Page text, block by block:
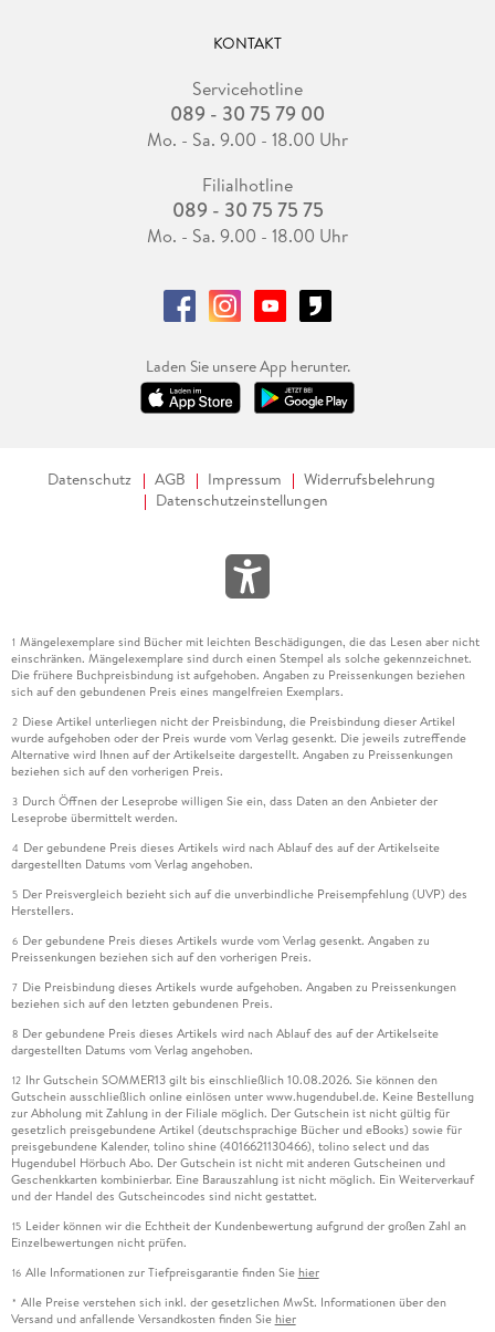
KONTAKT
Servicehotline
089 - 30 75 79 00
Mo. - Sa. 9.00 - 18.00 Uhr
Filialhotline
089 - 30 75 75 75
Mo. - Sa. 9.00 - 18.00 Uhr
Laden Sie unsere App herunter.
Datenschutz AGB Impressum
Widerrufsbelehrung
Datenschutzeinstellungen
1 Mängelexemplare sind Bücher mit leichten Beschädigungen, die das Lesen aber nicht
einschränken. Mängelexemplare sind durch einen Stempel als solche gekennzeichnet.
Die frühere Buchpreisbindung ist aufgehoben. Angaben zu Preissenkungen beziehen
sich auf den gebundenen Preis eines mangelfreien Exemplars.
2 Diese Artikel unterliegen nicht der Preisbindung, die Preisbindung dieser Artikel
wurde aufgehoben oder der Preis wurde vom Verlag gesenkt. Die jeweils zutreffende
Alternative wird Ihnen auf der Artikelseite dargestellt. Angaben zu Preissenkungen
beziehen sich auf den vorherigen Preis.
3 Durch Öffnen der Leseprobe willigen Sie ein, dass Daten an den Anbieter der
Leseprobe übermittelt werden.
4 Der gebundene Preis dieses Artikels wird nach Ablauf des auf der Artikelseite
dargestellten Datums vom Verlag angehoben.
5 Der Preisvergleich bezieht sich auf die unverbindliche Preisempfehlung (UVP) des
Herstellers.
6 Der gebundene Preis dieses Artikels wurde vom Verlag gesenkt. Angaben zu
Preissenkungen beziehen sich auf den vorherigen Preis.
7 Die Preisbindung dieses Artikels wurde aufgehoben. Angaben zu Preissenkungen
beziehen sich auf den letzten gebundenen Preis.
8 Der gebundene Preis dieses Artikels wird nach Ablauf des auf der Artikelseite
dargestellten Datums vom Verlag angehoben.
12 Ihr Gutschein SOMMER13 gilt bis einschließlich 10.08.2026. Sie können den
Gutschein ausschließlich online einlösen unter www.hugendubel.de. Keine Bestellung
zur Abholung mit Zahlung in der Filiale möglich. Der Gutschein ist nicht gültig für
gesetzlich preisgebundene Artikel (deutschsprachige Bücher und eBooks) sowie für
preisgebundene Kalender, tolino shine (4016621130466), tolino select und das
Hugendubel Hörbuch Abo. Der Gutschein ist nicht mit anderen Gutscheinen und
Geschenkkarten kombinierbar. Eine Barauszahlung ist nicht möglich. Ein Weiterverkauf
und der Handel des Gutscheincodes sind nicht gestattet.
15 Leider können wir die Echtheit der Kundenbewertung aufgrund der großen Zahl an
Einzelbewertungen nicht prüfen.
16 Alle Informationen zur Tiefpreisgarantie finden Sie hier
* Alle Preise verstehen sich inkl. der gesetzlichen MwSt. Informationen über den
Versand und anfallende Versandkosten finden Sie hier